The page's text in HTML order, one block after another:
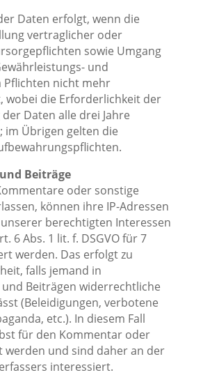
Daten erfolgt, wenn die
vertraglicher oder
sowie Umgang
und
Pflichten nicht mehr
wobei die Erforderlichkeit der
Daten alle drei Jahre
Übrigen gelten die
Beiträge
oder sonstige
können ihre IP-Adressen
berechtigten Interessen
6 Abs. 1 lit. f. DSGVO für 7
werden. Das erfolgt zu
falls jemand in
Beiträgen widerrechtliche
(Beleidigungen, verbotene
etc.). In diesem Fall
für den Kommentar oder
werden und sind daher an der
interessiert.